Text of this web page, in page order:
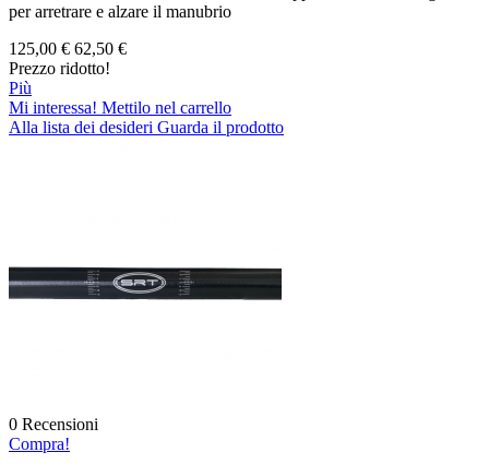
per arretrare e alzare il manubrio
125,00 € 62,50 €
Prezzo ridotto!
Più
Mi interessa! Mettilo nel carrello
Alla lista dei desideri Guarda il prodotto
0 Recensioni
Compra!